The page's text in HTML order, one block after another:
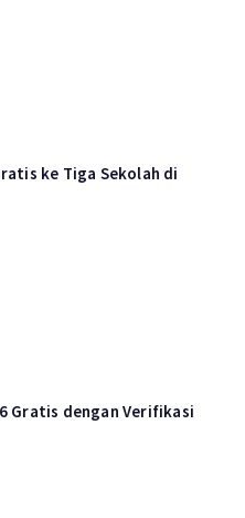
ke Tiga Sekolah di
Gratis dengan Verifikasi